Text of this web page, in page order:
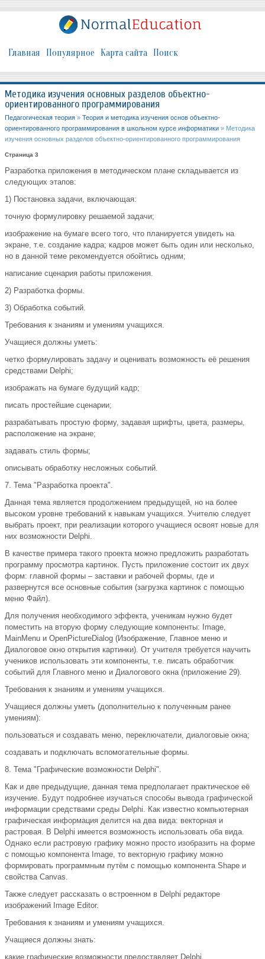
Главная Популярное Карта сайта Поиск
Методика изучения основных разделов объектно-
ориентированного программирования
Педагогическая теория » Теория и методика изучения основ объектно-
ориентированного программирования в школьном курсе информатики » Методика
изучения основных разделов объектно-ориентированного программирования
Страница 3
Разработка приложения в методическом плане складывается из
следующих этапов:
1) Постановка задачи, включающая:
точную формулировку решаемой задачи;
изображение на бумаге всего того, что планируется увидеть на
экране, т.е. создание кадра; кадров может быть один или несколько,
но в данной теме рекомендуется обойтись одним;
написание сценария работы приложения.
2) Разработка формы.
3) Обработка событий.
Требования к знаниям и умениям учащихся.
Учащиеся должны уметь:
четко формулировать задачу и оценивать возможность её решения
средствами Delphi;
изображать на бумаге будущий кадр;
писать простейшие сценарии;
разрабатывать простую форму, задавая шрифты, цвета, размеры,
расположение на экране;
задавать стиль формы;
описывать обработку несложных событий.
7. Тема "Разработка проекта".
Данная тема является продолжением предыдущей, но на более
высоком уровне требований к навыкам учащихся. Учителю следует
выбрать проект, при реализации которого учащиеся освоят новые для
них возможности Delphi.
В качестве примера такого проекта можно предложить разработать
программу просмотра картинок. Пусть приложение состоит их двух
форм: главной формы – заставки и рабочей формы, где и
развернутся все основные события (загрузка картинок с помощью
меню Файл).
Для получения необходимого эффекта, ученикам нужно будет
поместить на вторую форму следующие компоненты: Image,
MainMenu и OpenPictureDialog (Изображение, Главное меню и
Диалоговое окно открытия картинки). От учителя требуется научить
учеников использовать эти компоненты, т.е. писать обработчик
событий для Главного меню и Диалогового окна (приложение 29).
Требования к знаниям и умениям учащихся.
Учащиеся должны уметь (дополнительно к полученным ранее
умениям):
пользоваться и создавать меню, переключатели, диалоговые окна;
создавать и подключать вспомогательные формы.
8. Тема "Графические возможности Delphi".
Как и две предыдущие, данная тема предполагает практическое её
изучение. Будут подробнее изучаться способы вывода графической
информации средствами среды Delphi. Как известно компьютерная
графическая информация делится на два вида: векторная и
растровая. В Delphi имеется возможность использовать оба вида.
Однако если растровую графику можно просто изобразить на форме
с помощью компонента Image, то векторную графику можно
формировать программным путём с помощью компонента Shape и
свойства Canvas.
Также следует рассказать о встроенном в Delphi редакторе
изображений Image Editor.
Требования к знаниям и умениям учащихся.
Учащиеся должны знать:
какие графические возможности предоставляет Delphi.